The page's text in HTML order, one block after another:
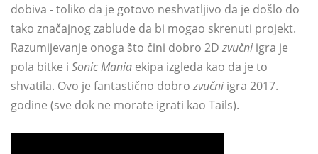
dobiva - toliko da je gotovo neshvatljivo da je došlo do
tako značajnog zablude da bi mogao skrenuti projekt.
Razumijevanje onoga što čini dobro 2D zvučni igra je
pola bitke i Sonic Mania ekipa izgleda kao da je to
shvatila. Ovo je fantastično dobro zvučni igra 2017.
godine (sve dok ne morate igrati kao Tails).